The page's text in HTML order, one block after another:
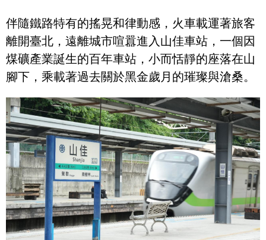
伴隨鐵路特有的搖晃和律動感，火車載運著旅客
離開臺北，遠離城市喧囂進入山佳車站，一個因
煤礦產業誕生的百年車站，小而恬靜的座落在山
腳下，乘載著過去關於黑金歲月的璀璨與滄桑。